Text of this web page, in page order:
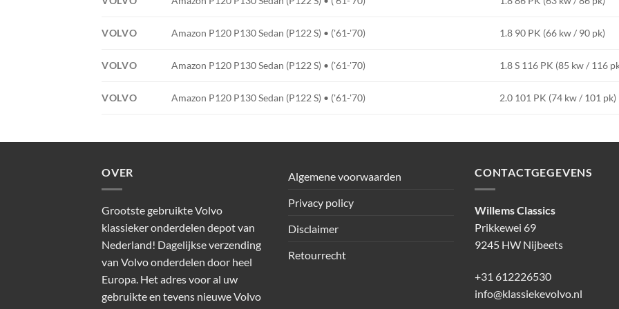
VOLVO Amazon P120 P130 Sedan (P122 S) • ('61-'70) 1.8 90 PK (66 kw / 90 pk)
VOLVO Amazon P120 P130 Sedan (P122 S) • ('61-'70) 1.8 S 116 PK (85 kw / 116
VOLVO Amazon P120 P130 Sedan (P122 S) • ('61-'70) 2.0 101 PK (74 kw / 101 pk)
OVER
Grootste gebruikte Volvo
klassieker onderdelen depot van
Nederland! Dagelijkse verzending
van Volvo onderdelen door heel
Europa. Het adres voor al uw
gebruikte en tevens nieuwe Volvo
Algemene voorwaarden
Privacy policy
Disclaimer
Retourrecht
CONTACTGEGEVENS
Willems Classics
Prikkewei 69
9245 HW Nijbeets
+31 612226530
info@klassiekevolvo.nl